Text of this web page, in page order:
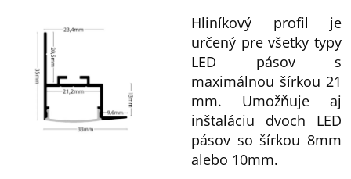
Hliníkový profil je
určený pre všetky typy
LED pásov s
maximálnou šírkou 21
mm. Umožňuje aj
inštaláciu dvoch LED
pásov so šírkou 8mm
alebo 10mm.